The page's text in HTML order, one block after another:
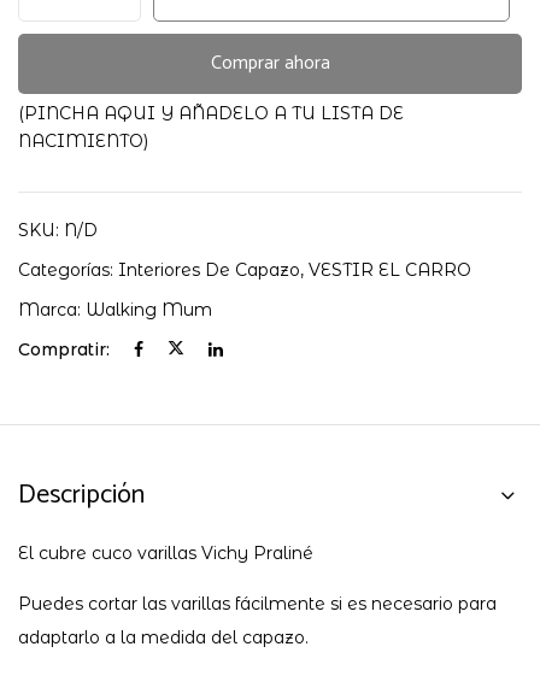
varillas
funda
colchon
Praliné
Walking
Mum
Comprar ahora
(PINCHA AQUI Y AÑADELO A TU LISTA DE
NACIMIENTO)
SKU: N/D
Categorías: Interiores De Capazo, VESTIR EL CARRO
Marca: Walking Mum
Compratir:
Descripción
El cubre cuco varillas Vichy Praliné
Puedes cortar las varillas fácilmente si es necesario para
adaptarlo a la medida del capazo.